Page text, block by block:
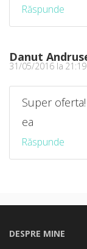
Răspunde
Danut
31/05/2016 la 21:19
Super
ea
Răspunde
DESPRE MINE